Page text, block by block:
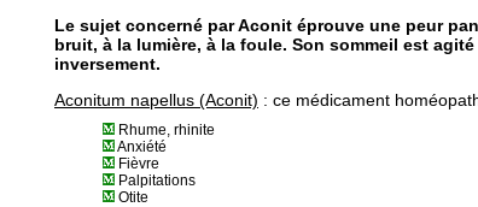
Le sujet concerné par Aconit éprouve une peur
bruit, à la lumière, à la foule. Son sommeil est
inversement.
Aconitum napellus (Aconit) : ce médicament
Rhume, rhinite
Anxiété
Fièvre
Palpitations
Otite